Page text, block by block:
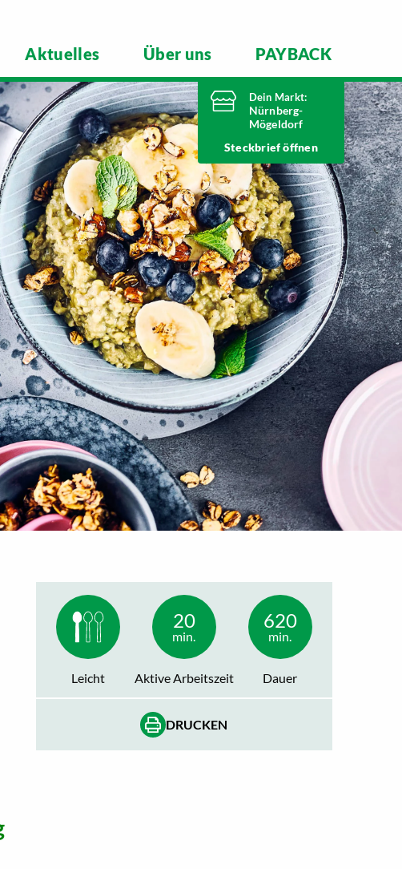
Aktuelles Über uns PAYBACK
Dein Markt:
Nürnberg-
Mögeldorf
Heute bis
Telefonnummer
0911 54340
Laufamholzstraße 40/42
90482 Nürnberg
Markt ändern
Steckbrief
Leicht
20
min.
Aktive Arbeitszeit
620
min.
Dauer
DRUCKEN